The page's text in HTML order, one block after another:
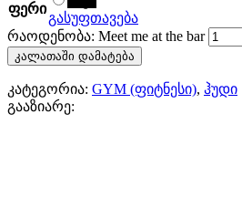
ფერი
გასუფთავება
რაოდენობა: Meet me at the bar
კალათაში დამატება
კატეგორია: GYM (ფიტნესი), ჰუდი
გააზიარე: